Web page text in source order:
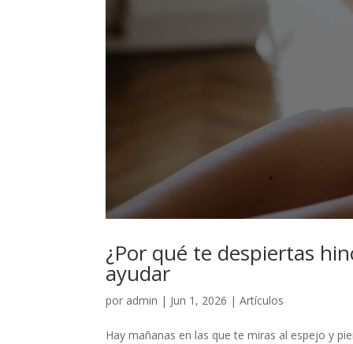
¿Por qué te despiertas
ayudar
por admin | Jun 1, 2026 |Artículos
Hay mañanas en las que te miras al espejo y